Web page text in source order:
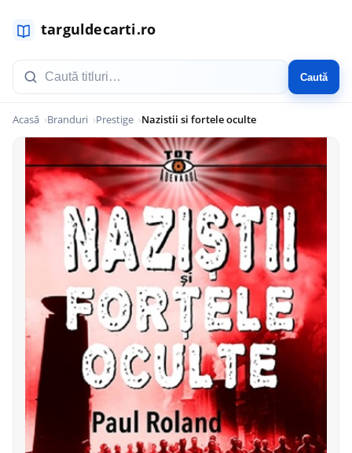
Caută
Acasă Branduri Prestige Nazistii si fortele oculte